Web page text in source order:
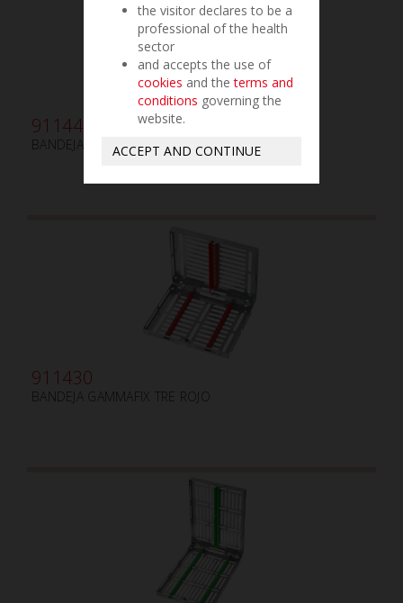
911440
BANDEJA GAMMAFIX TRE AMARILLO
911430
BANDEJA GAMMAFIX TRE ROJO
the visitor declares to be a
professional of the health
sector
and accepts the use of
cookies and theterms and
conditions governing the
website.
ACCEPT AND CONTINUE